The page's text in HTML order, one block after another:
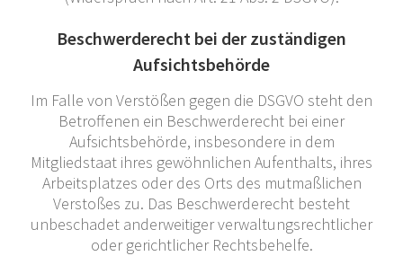
Beschwerderecht bei der zuständigen
Aufsichtsbehörde
Im Falle von Verstößen gegen die DSGVO steht den
Betroffenen ein Beschwerderecht bei einer
Aufsichtsbehörde, insbesondere in dem
Mitgliedstaat ihres gewöhnlichen Aufenthalts, ihres
Arbeitsplatzes oder des Orts des mutmaßlichen
Verstoßes zu. Das Beschwerderecht besteht
unbeschadet anderweitiger verwaltungsrechtlicher
oder gerichtlicher Rechtsbehelfe.